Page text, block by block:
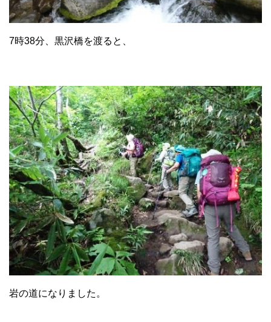
7時38分、黒沢橋を渡ると、
岩の道になりました。